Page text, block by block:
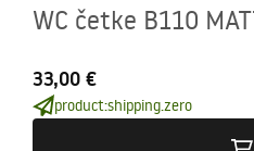
WC četke B110
33,00 €
product:shipping.zero